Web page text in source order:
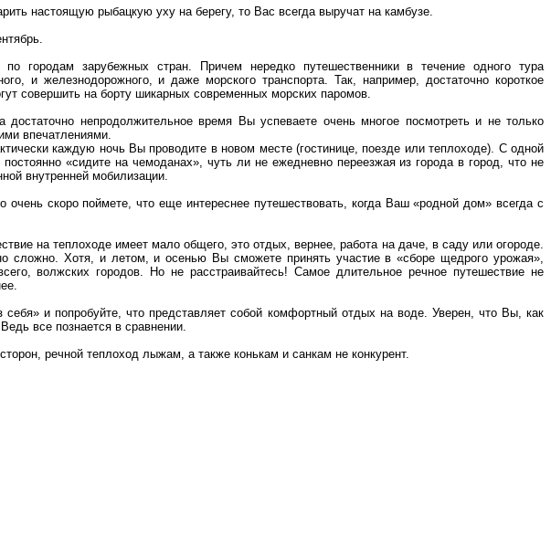
настоящую рыбацкую уху на берегу, то Вас всегда выручат на камбузе.
по городам зарубежных стран. Причем нередко путешественники в течение одного тура
и железнодорожного, и даже морского транспорта. Так, например, достаточно короткое
совершить на борту шикарных современных морских паромов.
непродолжительное время Вы успеваете очень многое посмотреть и не только
впечатлениями.
каждую ночь Вы проводите в новом месте (гостинице, поезде или теплоходе). С одной
«сидите на чемоданах», чуть ли не ежедневно переезжая из города в город, что не
внутренней мобилизации.
очень скоро поймете, что еще интереснее путешествовать, когда Ваш «родной дом» всегда с
на теплоходе имеет мало общего, это отдых, вернее, работа на даче, в саду или огороде.
сложно. Хотя, и летом, и осенью Вы сможете принять участие в «сборе щедрого урожая»,
волжских городов. Но не расстраивайтесь! Самое длительное речное путешествие не
и попробуйте, что представляет собой комфортный отдых на воде. Уверен, что Вы, как
все познается в сравнении.
речной теплоход лыжам, а также конькам и санкам не конкурент.